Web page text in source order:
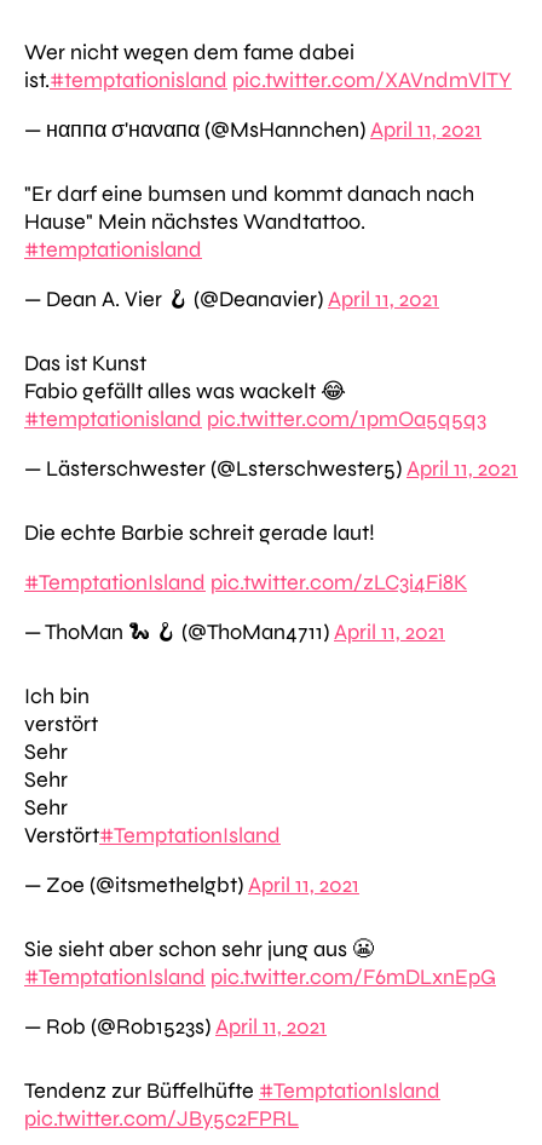
Wer nicht wegen dem fame dabei
ist.#temptationisland pic.twitter.com/XAVndmVlTY
— нαппα σ'нαναпα (@MsHannchen)April 11, 2021
"Er darf eine bumsen und kommt danach nach
Hause" Mein nächstes Wandtattoo.
#temptationisland
— Dean A. Vier 🪝 (@Deanavier)April 11, 2021
Das ist Kunst
Fabio gefällt alles was wackelt 😂
#temptationisland pic.twitter.com/1pmOa5q5q3
— Lästerschwester (@Lsterschwester5)April 11, 2021
Die echte Barbie schreit gerade laut!
#TemptationIsland pic.twitter.com/zLC3i4Fi8K
— ThoMan 🐍 🪝 (@ThoMan4711)April 11, 2021
Ich bin
verstört
Sehr
Sehr
Sehr
Verstört#TemptationIsland
— Zoe (@itsmethelgbt)April 11, 2021
Sie sieht aber schon sehr jung aus 😬
#TemptationIsland pic.twitter.com/F6mDLxnEpG
— Rob (@Rob1523s)April 11, 2021
Tendenz zur Büffelhüfte #TemptationIsland
pic.twitter.com/JBy5c2FPRL